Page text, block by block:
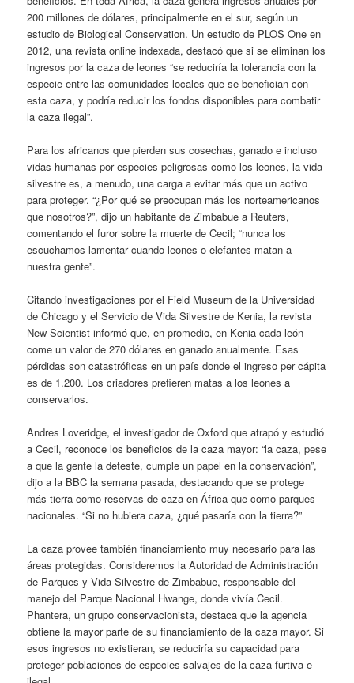
200 millones de dólares, principalmente en el sur, según un
estudio de Biological Conservation. Un estudio de PLOS One en
2012, una revista online indexada, destacó que si se eliminan los
ingresos por la caza de leones “se reduciría la tolerancia con la
especie entre las comunidades locales que se benefician con
esta caza, y podría reducir los fondos disponibles para combatir
la caza ilegal”.
Para los africanos que pierden sus cosechas, ganado e incluso
vidas humanas por especies peligrosas como los leones, la vida
silvestre es, a menudo, una carga a evitar más que un activo
para proteger. “¿Por qué se preocupan más los norteamericanos
que nosotros?”, dijo un habitante de Zimbabue a Reuters,
comentando el furor sobre la muerte de Cecil; “nunca los
escuchamos lamentar cuando leones o elefantes matan a
nuestra gente”.
Citando investigaciones por el Field Museum de la Universidad
de Chicago y el Servicio de Vida Silvestre de Kenia, la revista
New Scientist informó que, en promedio, en Kenia cada león
come un valor de 270 dólares en ganado anualmente. Esas
pérdidas son catastróficas en un país donde el ingreso per cápita
es de 1.200. Los criadores prefieren matas a los leones a
conservarlos.
Andres Loveridge, el investigador de Oxford que atrapó y estudió
a Cecil, reconoce los beneficios de la caza mayor: “la caza, pese
a que la gente la deteste, cumple un papel en la conservación”,
dijo a la BBC la semana pasada, destacando que se protege
más tierra como reservas de caza en África que como parques
nacionales. “Si no hubiera caza, ¿qué pasaría con la tierra?”
La caza provee también financiamiento muy necesario para las
áreas protegidas. Consideremos la Autoridad de Administración
de Parques y Vida Silvestre de Zimbabue, responsable del
manejo del Parque Nacional Hwange, donde vivía Cecil.
Phantera, un grupo conservacionista, destaca que la agencia
obtiene la mayor parte de su financiamiento de la caza mayor. Si
esos ingresos no existieran, se reduciría su capacidad para
proteger poblaciones de especies salvajes de la caza furtiva e